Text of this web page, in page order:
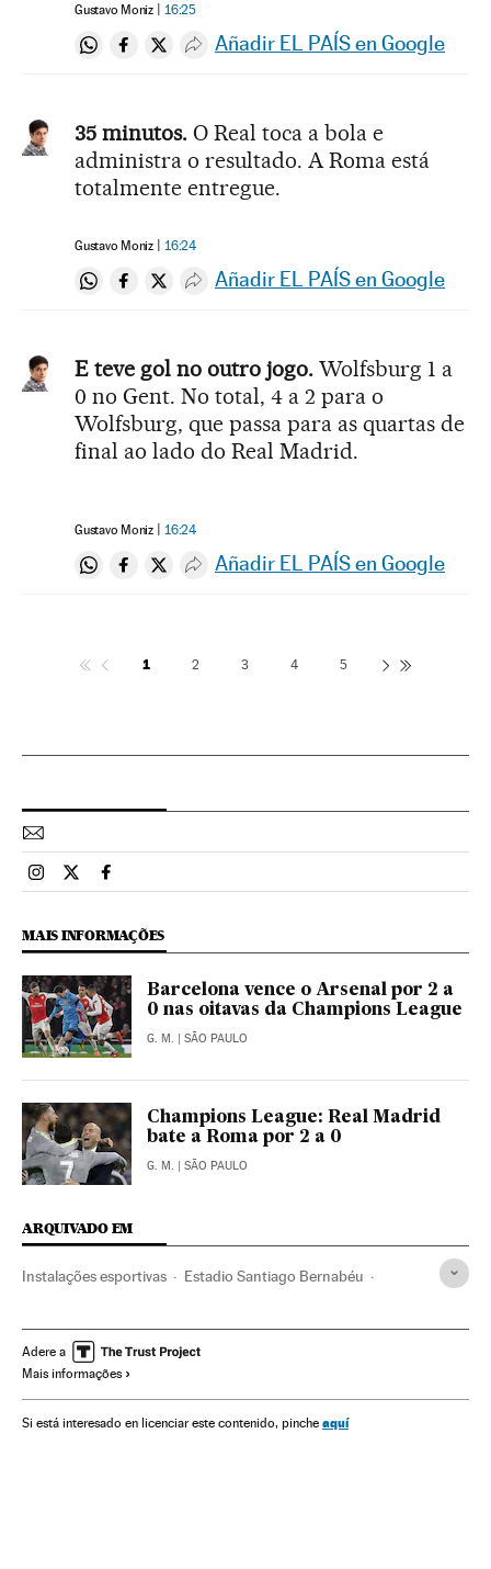
Gustavo Moniz 16:25
Compartir en Whatsapp
Compartir en Facebook
Compartir en Twitter
Desplegar Redes Sociales
Añadir EL PAÍS en Google
35 minutos. O Real toca a bola e
administra o resultado. A Roma está
totalmente entregue.
Gustavo Moniz 16:24
Compartir en Whatsapp
Compartir en Facebook
Compartir en Twitter
Desplegar Redes Sociales
Añadir EL PAÍS en Google
E teve gol no outro jogo. Wolfsburg 1 a
0 no Gent. No total, 4 a 2 para o
Wolfsburg, que passa para as quartas de
final ao lado do Real Madrid.
Gustavo Moniz 16:24
Compartir en Whatsapp
Compartir en Facebook
Compartir en Twitter
Desplegar Redes Sociales
Añadir EL PAÍS en Google
1 2 3 4 5
Esportes El País Brasil en Instagram
Esportes El País Brasil en Twitter
Esportes El País Brasil en Facebook
MAIS INFORMAÇÕES
Barcelona vence o Arsenal por 2 a
0 nas oitavas da Champions League
G. M. | SÃO PAULO
Champions League: Real Madrid
bate a Roma por 2 a 0
G. M. | SÃO PAULO
ARQUIVADO EM
Instalações esportivas Estadio Santiago Bernabéu
Real Madrid Estádios futebol
Champions league 2015/2016
Futebol Competições Esportes
Adere a
Mais informações
Si está interesado en licenciar este contenido, pinche aquí